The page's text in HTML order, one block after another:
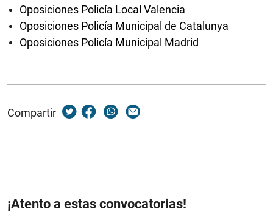
Oposiciones Policía Local Valencia
Oposiciones Policía Municipal de Catalunya
Oposiciones Policía Municipal Madrid
Compartir
¡Atento a estas convocatorias!